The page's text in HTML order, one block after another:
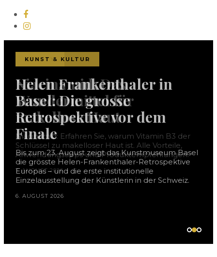
BEAUTY
Niacinamid: Das
Wundermittel für
makellose Haut
Niacinamid: Erfahren Sie, warum Vitamin B3 der
Schlüssel zu makelloser Haut ist. Alle Vorteile,
Anwendungstipps und Produktempfehlungen.
7. AUGUST 2026
KUNST & KULTUR
Helen Frankenthaler in
Basel: Die grosse
Retrospektive vor dem
Finale
Bis zum 23. August zeigt das Kunstmuseum Basel
die grösste Helen-Frankenthaler-Retrospektive
Europas – und die erste institutionelle
Einzelausstellung der Künstlerin in der Schweiz.
6. AUGUST 2026